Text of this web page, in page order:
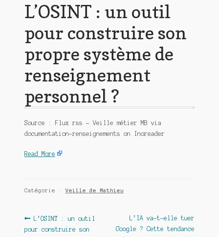
L’OSINT : un outil
pour construire son
propre système de
renseignement
personnel ?
Source : Flux rss – Veille métier MB via
documentation-renseignements on Inoreader
Read More
Catégorie :Veille de Mathieu
Navigation
Article
précédent :
L’OSINT : un outil
pour construire son
Article
suivant :
L’IA va-t-elle tuer
Google ? Cette tendance